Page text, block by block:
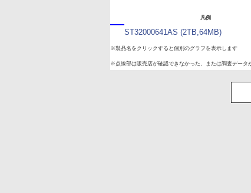
凡例
ST32000641AS (2TB,64MB)
※製品名をクリックすると個別のグラフを表示します
※点線部は販売店が確認できなかった、または調査データ